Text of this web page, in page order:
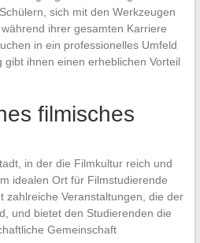
sich mit den Werkzeugen
ihrer gesamten Karriere
in ein professionelles Umfeld
gibt ihnen einen erheblichen Vorteil
filmisches
in der die Filmkultur reich und
idealen Ort für Filmstudierende
zahlreiche Veranstaltungen, die der
und bietet den Studierenden die
Gemeinschaft